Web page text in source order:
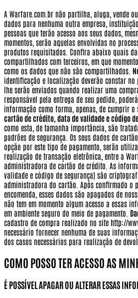
A Warfare.com.br não partilha, aluga, vende
dados para nenhuma outra empresa,
pessoas que terão acesso aos seus dados,
momentos, serão aquelas envolvidas no
produtos requisitados. Confira abaixo quais
compartilhados com terceiros, em que
como os dados que não são compartilhados.
identificação e localização deverão constar no
lhe serão enviados quando realizar uma
responsável pela entrega de seu pedido,
informação como forma, apenas, de cumprir o
cartão de crédito, data de validade e código
como esta, de tamanha importância, são
padrões de segurança. Os seus dados de
opção por este tipo de pagamento, serão
realização de transação eletrônica, entre a
administradora de cartão de crédito. As
validade e código de segurança) são
administradora do cartão. Após confirmado o
encomenda, esses dados são apagados de
não tem em momento algum acesso a essas
em ambiente seguro do meio de pagamento.
cadastro de compra realizado no site http://
necessário fornecer nenhuma de suas
dos casos necessários para realização de
COMO POSSO TER ACESSO AS
É POSSÍVEL APAGAR OU ALTERAR ESSAS